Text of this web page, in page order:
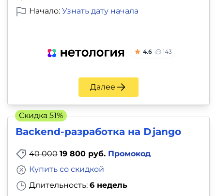
Начало: Узнать дату начала
4.6 143
Далее
Backend-разработка на Django
40 000 19 800 руб. Промокод
Длительность: 6 недель
Купить со скидкой
Скидка 51%